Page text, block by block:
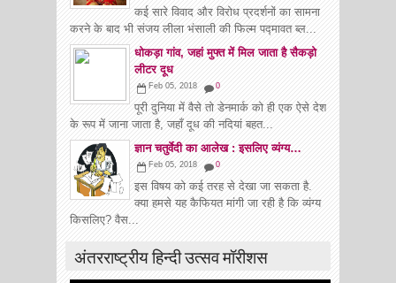
कई सारे विवाद और विरोध प्रदर्शनों का सामना
करने के बाद भी संजय लीला भंसाली की फिल्म पद्मावत ब्ल...
धोकड़ा गांव, जहां मुफ्त में मिल जाता है सैकड़ो
लीटर दूध
Feb 05, 2018 0
पूरी दुनिया में वैसे तो डेनमार्क को ही एक ऐसे देश
के रूप में जाना जाता है, जहाँ दूध की नदियां बहत...
ज्ञान चतुर्वेदी का आलेख : इसलिए व्यंग्य…
Feb 05, 2018 0
इस विषय को कई तरह से देखा जा सकता है.
क्या हमसे यह कैफियत मांगी जा रही है कि व्यंग्य
किसलिए? वैस...
अंतरराष्ट्रीय हिन्दी उत्सव मॉरीशस